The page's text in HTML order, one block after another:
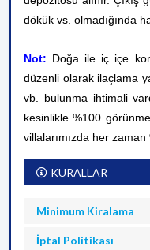
dökük vs. olmadığında
Not: Doğa ile iç içe
düzenli olarak ilaçlama
vb. bulunma ihtimali
kesinlikle %100
villalarımızda her zaman
KURALLAR
Minimum Kiralama
İptal Politikası